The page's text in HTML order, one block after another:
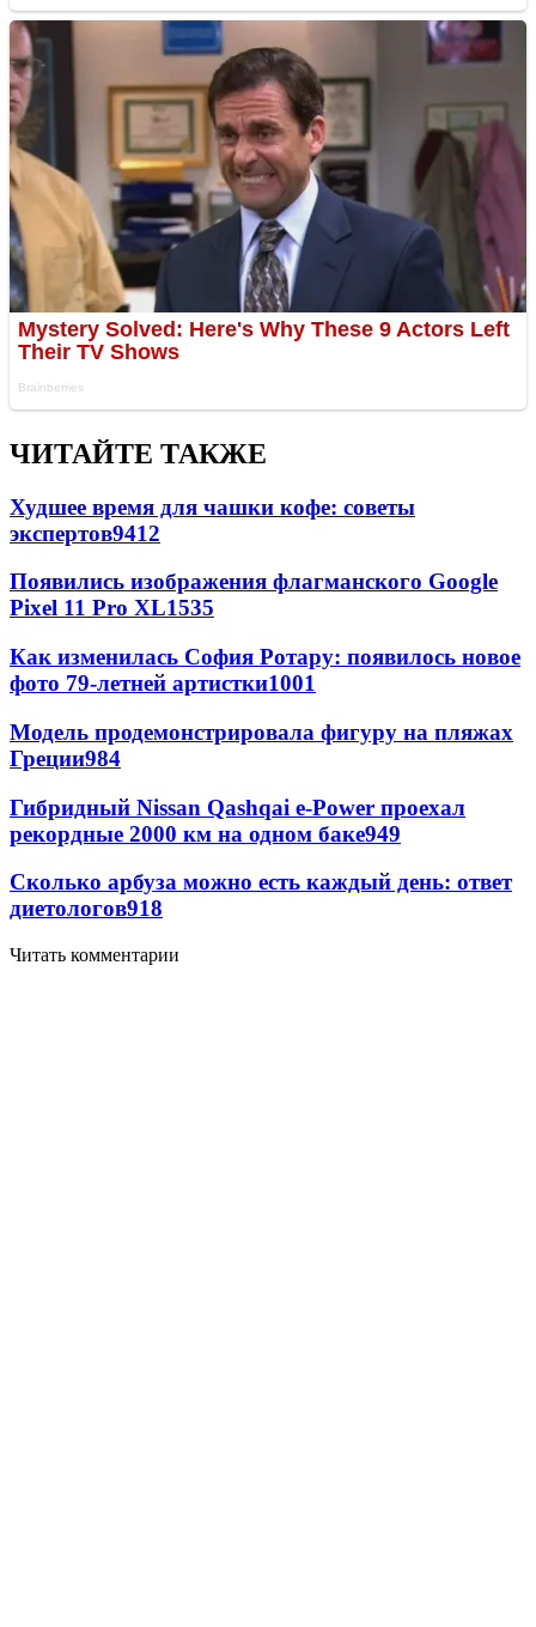
ЧИТАЙТЕ ТАКЖЕ
Худшее время для чашки кофе: советы
экспертов9412
Появились изображения флагманского Google
Pixel 11 Pro XL1535
Как изменилась София Ротару: появилось новое
фото 79-летней артистки1001
Модель продемонстрировала фигуру на пляжах
Греции984
Гибридный Nissan Qashqai e-Power проехал
рекордные 2000 км на одном баке949
Сколько арбуза можно есть каждый день: ответ
диетологов918
Читать комментарии